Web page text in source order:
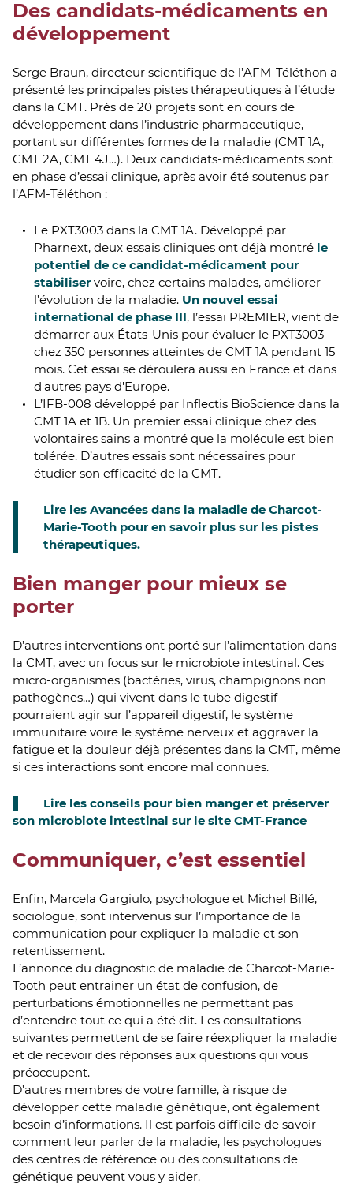
Des candidats-médicaments en
développement
Serge Braun, directeur scientifique de l’AFM-Téléthon a
présenté les principales pistes thérapeutiques à l’étude
dans la CMT. Près de 20 projets sont en cours de
développement dans l’industrie pharmaceutique,
portant sur différentes formes de la maladie (CMT 1A,
CMT 2A, CMT 4J…). Deux candidats-médicaments sont
en phase d’essai clinique, après avoir été soutenus par
l’AFM-Téléthon :
Le PXT3003 dans la CMT 1A. Développé par
Pharnext, deux essais cliniques ont déjà montré le
potentiel de ce candidat-médicament pour
stabiliser voire, chez certains malades, améliorer
l’évolution de la maladie. Un nouvel essai
international de phase III, l’essai PREMIER, vient de
démarrer aux États-Unis pour évaluer le PXT3003
chez 350 personnes atteintes de CMT 1A pendant 15
mois. Cet essai se déroulera aussi en France et dans
d'autres pays d'Europe.
L’IFB-008 développé par Inflectis BioScience dans la
CMT 1A et 1B. Un premier essai clinique chez des
volontaires sains a montré que la molécule est bien
tolérée. D’autres essais sont nécessaires pour
étudier son efficacité de la CMT.
Lire les Avancées dans la maladie de Charcot-
Marie-Tooth pour en savoir plus sur les pistes
thérapeutiques.
Bien manger pour mieux se
porter
D’autres interventions ont porté sur l’alimentation dans
la CMT, avec un focus sur le microbiote intestinal. Ces
micro-organismes (bactéries, virus, champignons non
pathogènes…) qui vivent dans le tube digestif
pourraient agir sur l’appareil digestif, le système
immunitaire voire le système nerveux et aggraver la
fatigue et la douleur déjà présentes dans la CMT, même
si ces interactions sont encore mal connues.
Lire les conseils pour bien manger et préserver
son microbiote intestinal sur le site CMT-France
Communiquer, c’est essentiel
Enfin, Marcela Gargiulo, psychologue et Michel Billé,
sociologue, sont intervenus sur l’importance de la
communication pour expliquer la maladie et son
retentissement.
L’annonce du diagnostic de maladie de Charcot-Marie-
Tooth peut entrainer un état de confusion, de
perturbations émotionnelles ne permettant pas
d’entendre tout ce qui a été dit. Les consultations
suivantes permettent de se faire réexpliquer la maladie
et de recevoir des réponses aux questions qui vous
préoccupent.
D’autres membres de votre famille, à risque de
développer cette maladie génétique, ont également
besoin d’informations. Il est parfois difficile de savoir
comment leur parler de la maladie, les psychologues
des centres de référence ou des consultations de
génétique peuvent vous y aider.